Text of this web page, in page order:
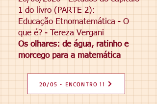
1 do livro (PARTE 2):
Educação Etnomatemática - O
que é? - Tereza Vergani
Os olhares: de água, ratinho e
morcego para a matemática
20/05 - ENCONTRO 11